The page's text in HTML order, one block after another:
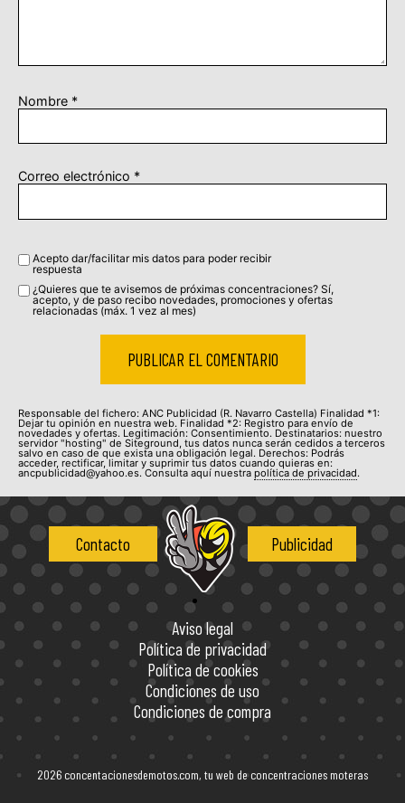
Nombre *
Correo electrónico *
Acepto dar/facilitar mis datos para poder recibir
respuesta
¿Quieres que te avisemos de próximas concentraciones? Sí,
acepto, y de paso recibo novedades, promociones y ofertas
relacionadas (máx. 1 vez al mes)
Responsable del fichero: ANC Publicidad (R. Navarro Castella) Finalidad *1:
Dejar tu opinión en nuestra web. Finalidad *2: Registro para envío de
novedades y ofertas. Legitimación: Consentimiento. Destinatarios: nuestro
servidor "hosting" de Siteground, tus datos nunca serán cedidos a terceros
salvo en caso de que exista una obligación legal. Derechos: Podrás
acceder, rectificar, limitar y suprimir tus datos cuando quieras en:
ancpublicidad@yahoo.es. Consulta aquí nuestra política de privacidad.
Contacto Publicidad
Aviso legal
Política de privacidad
Política de cookies
Condiciones de uso
Condiciones de compra
2026 concentacionesdemotos.com, tu web de concentraciones moteras